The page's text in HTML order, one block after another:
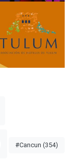
#Cancun (354)